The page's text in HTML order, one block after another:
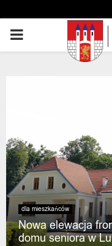
PRIMARY
dla mieszkańców
Nowa elewacja
domu seniora w